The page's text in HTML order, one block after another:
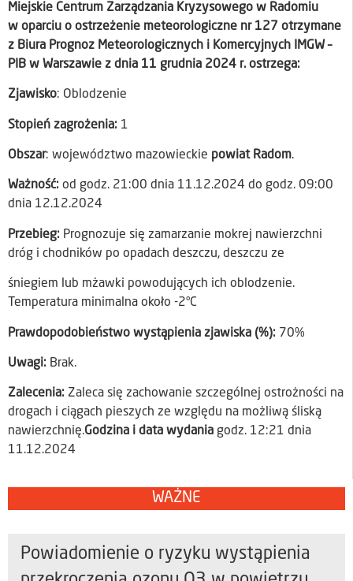
Miejskie Centrum Zarządzania Kryzysowego w Radomiu
w oparciu o ostrzeżenie meteorologiczne nr 127 otrzymane
z Biura Prognoz Meteorologicznych i Komercyjnych IMGW –
PIB w Warszawie z dnia 11 grudnia 2024 r. ostrzega:
Zjawisko: Oblodzenie
Stopień zagrożenia: 1
Obszar: województwo mazowieckie powiat Radom.
Ważność: od godz. 21:00 dnia 11.12.2024 do godz. 09:00
dnia 12.12.2024
Przebieg: Prognozuje się zamarzanie mokrej nawierzchni
dróg i chodników po opadach deszczu, deszczu ze
śniegiem lub mżawki powodujących ich oblodzenie.
Temperatura minimalna około -2°C
Prawdopodobieństwo wystąpienia zjawiska (%): 70%
Uwagi: Brak.
Zalecenia: Zaleca się zachowanie szczególnej ostrożności na
drogach i ciągach pieszych ze względu na możliwą śliską
nawierzchnię.Godzina i data wydania godz. 12:21 dnia
11.12.2024
WAŻNE
Powiadomienie o ryzyku wystąpienia